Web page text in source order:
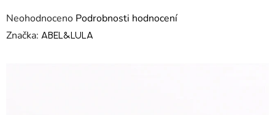
Průměrné hodnocení produktu je 0,0 z 5 hvězdiček.
Neohodnoceno Podrobnosti hodnocení
Značka: ABEL&LULA